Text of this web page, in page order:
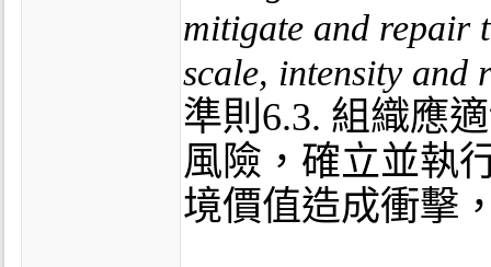
mitigate and repair
scale, intensity and
準則6.3. 組織應
風險，確立並執
境價值造成衝擊